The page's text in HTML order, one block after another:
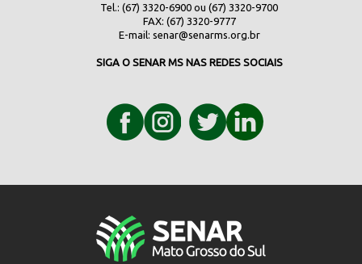
Tel.: (67) 3320-6900 ou (67) 3320-9700
FAX: (67) 3320-9777
E-mail: senar@senarms.org.br
SIGA O SENAR MS NAS REDES SOCIAIS